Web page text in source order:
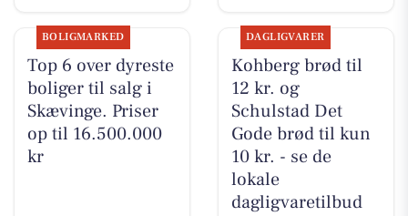
BOLIGMARKED
Top 6 over dyreste
boliger til salg i
Skævinge. Priser
op til 16.500.000
kr
DAGLIGVARER
Kohberg brød til
12 kr. og
Schulstad Det
Gode brød til kun
10 kr. - se de
lokale
dagligvaretilbud